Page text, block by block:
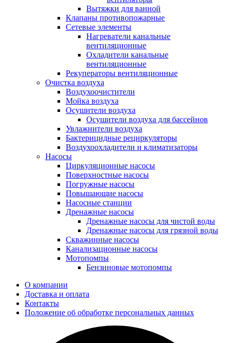
Вытяжки для ванной
Клапаны противопожарные
Сетевые элементы
Нагреватели канальные
вентиляционные
Охладители канальные
вентиляционные
Рекуператоры вентиляционные
Очистка воздуха
Воздухоочистители
Мойка воздуха
Осушители воздуха
Осушители воздуха для бассейнов
Увлажнители воздуха
Бактерицидные рециркуляторы
Воздухоохладители и климатизаторы
Насосы
Циркуляционные насосы
Поверхностные насосы
Погружные насосы
Повышающие насосы
Насосные станции
Дренажные насосы
Дренажные насосы для чистой воды
Дренажные насосы для грязной воды
Скважинные насосы
Канализационные насосы
Мотопомпы
Бензиновые мотопомпы
О компании
Доставка и оплата
Контакты
Положение об обработке персональных данных